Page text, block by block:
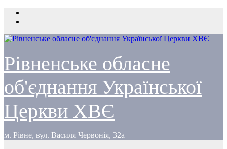
Перейти
Рівненське обласне
об'єднання Української
Церкви ХВЄ
м. Рівне, вул. Василя Червонія, 32а